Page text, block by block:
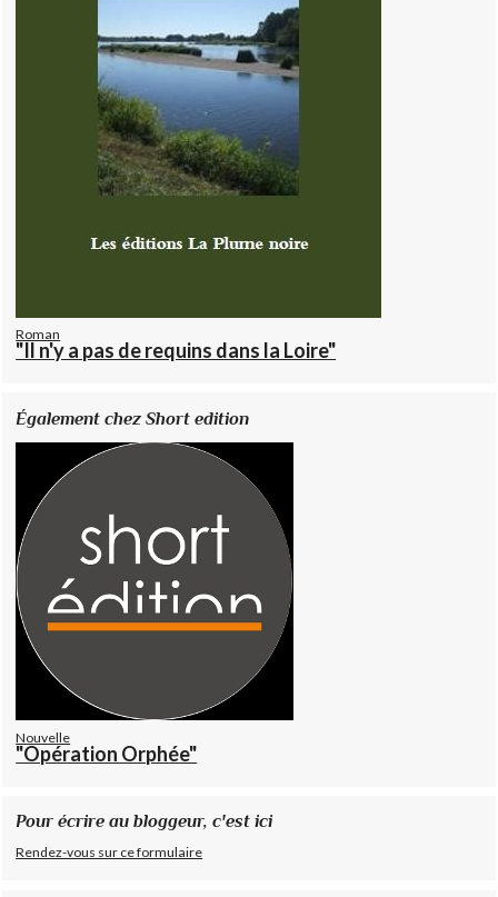
Roman
"Il n'y a pas de requins dans la Loire"
Également chez Short edition
Nouvelle
"Opération Orphée"
Pour écrire au bloggeur, c'est ici
Rendez-vous sur ce formulaire